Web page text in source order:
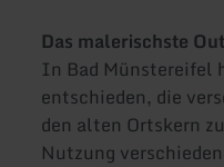
Das malerischste
In Bad Münstereifel
entschieden, die
den alten Ortskern
Nutzung